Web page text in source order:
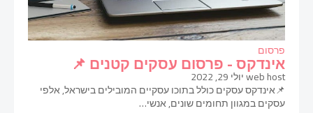
פרסום
אינדקס - פרסום עסקים קטנים 📌
web hostיולי 29, 2022
📌אינדקס עסקים כולל בתוכו עסקיים המובילים בישראל, אלפי
עסקים במגוון תחומים שונים, אנשי…